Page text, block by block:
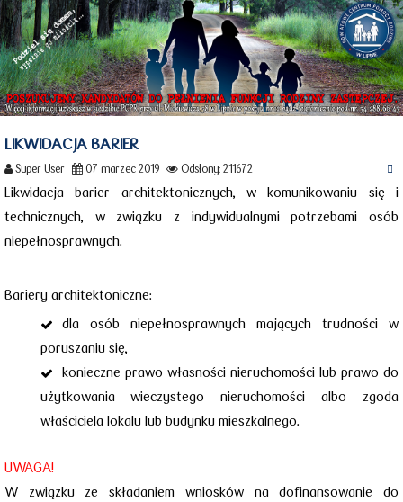
LIKWIDACJA BARIER
Super User 07 marzec 2019 Odsłony: 211672
Likwidacja barier architektonicznych, w komunikowaniu się i
technicznych, w związku z indywidualnymi potrzebami osób
niepełnosprawnych.
Bariery architektoniczne:
dla osób niepełnosprawnych mających trudności w
poruszaniu się,
konieczne prawo własności nieruchomości lub prawo do
użytkowania wieczystego nieruchomości albo zgoda
właściciela lokalu lub budynku mieszkalnego.
UWAGA!
W związku ze składaniem wniosków na dofinansowanie do